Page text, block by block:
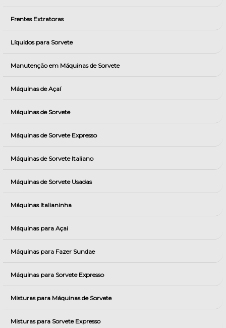
Frentes Extratoras
Líquidos para Sorvete
Manutenção em Máquinas de Sorvete
Máquinas de Açaí
Máquinas de Sorvete
Máquinas de Sorvete Expresso
Máquinas de Sorvete Italiano
Máquinas de Sorvete Usadas
Máquinas Italianinha
Máquinas para Açai
Máquinas para Fazer Sundae
Máquinas para Sorvete Expresso
Misturas para Máquinas de Sorvete
Misturas para Sorvete Expresso